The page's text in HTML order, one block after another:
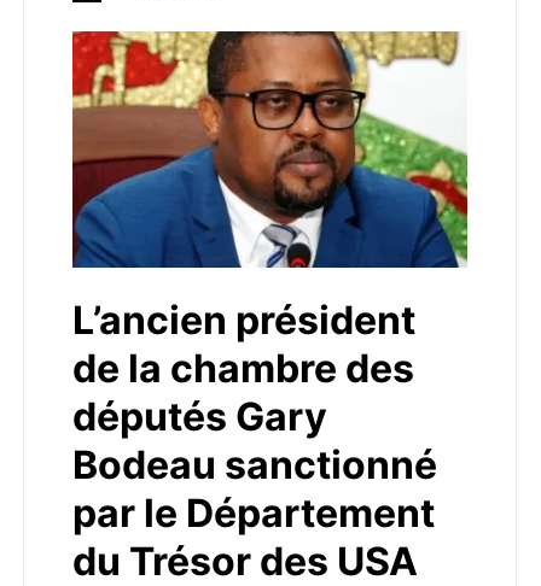
L’ancien président
de la chambre des
députés Gary
Bodeau sanctionné
par le Département
du Trésor des USA